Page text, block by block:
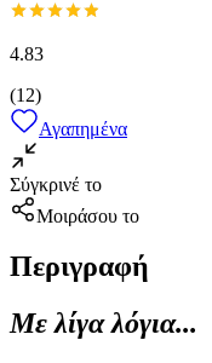
4.83
(12)
Αγαπημένα
Σύγκρινέ το
Μοιράσου το
Περιγραφή
Με λίγα λόγια...